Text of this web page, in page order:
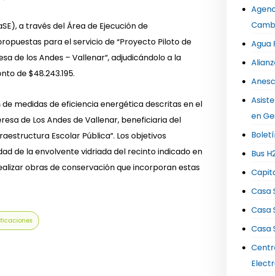
a través del Área de Ejecución de
para el servicio de “Proyecto Piloto de
de los Andes – Vallenar”, adjudicándolo a la
de $48.243.195.
medidas de eficiencia energética descritas en el
de Los Andes de Vallenar, beneficiaria del
Escolar Pública”. Los objetivos
de la envolvente vidriada del recinto indicado en
obras de conservación que incorporan estas
Agua
en
Bus
Casa
Casa
Casa